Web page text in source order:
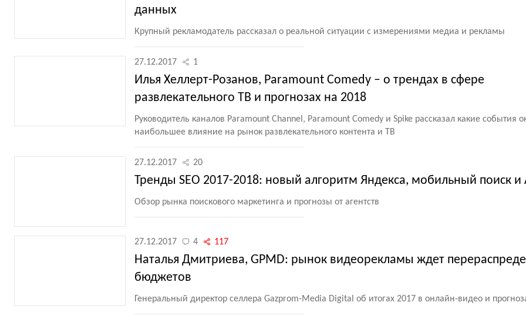
данных
Крупный рекламодатель рассказал о реальной ситуации с измерениями медиа и рекламы
27.12.2017 1
Илья Хеллерт-Розанов, Paramount Comedy – о трендах в сфере
развлекательного ТВ и прогнозах на 2018
Руководитель каналов Paramount Channel, Paramount Comedy и Spike рассказал какие события
наибольшее влияние на рынок развлекательного контента и ТВ
27.12.2017 20
Тренды SEO 2017-2018: новый алгоритм Яндекса, мобильный поиск и
Обзор рынка поискового маркетинга и прогнозы от агентств
27.12.2017 4 117
Наталья Дмитриева, GPMD: рынок видеорекламы ждет
бюджетов
Генеральный директор селлера Gazprom-Media Digital об итогах 2017 в онлайн-видео и